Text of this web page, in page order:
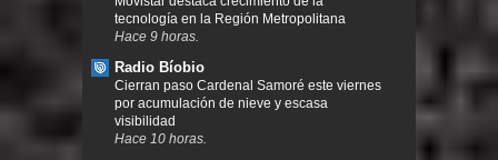
tecnología en la Región Metropolitana
Hace 9 horas.
Radio Bíobio
Cierran paso Cardenal Samoré este viernes
por acumulación de nieve y escasa
visibilidad
Hace 10 horas.